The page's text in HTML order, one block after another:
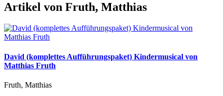
Artikel von Fruth, Matthias
David (komplettes Aufführungspaket) Kindermusical von
Matthias Fruth
Fruth, Matthias